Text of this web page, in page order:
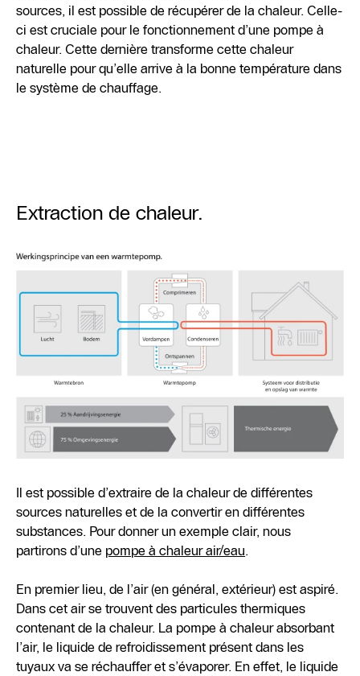
sources, il est possible de récupérer de la chaleur. Celle-
ci est cruciale pour le fonctionnement d’une pompe à
chaleur. Cette dernière transforme cette chaleur
naturelle pour qu’elle arrive à la bonne température dans
le système de chauffage.
Extraction de chaleur.
Il est possible d’extraire de la chaleur de différentes
sources naturelles et de la convertir en différentes
substances. Pour donner un exemple clair, nous
partirons d’une pompe à chaleur air/eau.
En premier lieu, de l’air (en général, extérieur) est aspiré.
Dans cet air se trouvent des particules thermiques
contenant de la chaleur. La pompe à chaleur absorbant
l’air, le liquide de refroidissement présent dans les
tuyaux va se réchauffer et s’évaporer. En effet, le liquide